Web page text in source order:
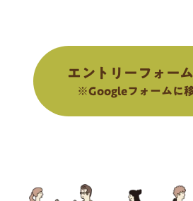
エントリーフォー
※Googleフォームに